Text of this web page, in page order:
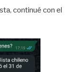
continué con el